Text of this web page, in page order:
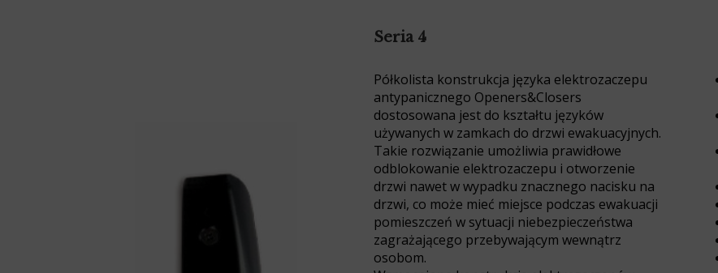
Seria 4
Półkolista konstrukcja języka elektrozaczepu
antypanicznego Openers&Closers
dostosowana jest do kształtu języków
używanych w zamkach do drzwi ewakuacyjnych.
Takie rozwiązanie umożliwia prawidłowe
odblokowanie elektrozaczepu i otworzenie
drzwi nawet w wypadku znacznego nacisku na
drzwi, co może mieć miejsce podczas ewakuacji
pomieszczeń w sytuacji niebezpieczeństwa
zagrażającego przebywającym wewnątrz
osobom.